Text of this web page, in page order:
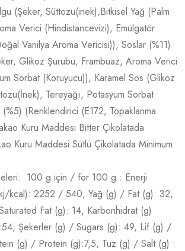
(Şeker, Süttozu(inek),Bitkisel Yağ (Palm
Verici (Hindistancevizi), Emülgatör
Vanilya Aroma Vericisi)), Soslar (%11)
Glikoz Şurubu, Frambuaz, Aroma Verici
Sorbat (Koruyucu)), Karamel Sos (Glikoz
Tereyağı, Potasyum Sorbat
(Renklendirici (E172, Topaklanma
Kuru Maddesi Bitter Çikolatada
Kuru Maddesi Sütlü Çikolatada Minimum
100 g için / for 100 g : Enerji
kcal): 2252 / 540, Yağ (g) / Fat (g): 32,
Fat (g): 14, Karbonhidrat (g)
Şekerler (g) / Sugars (g): 49, Lif (g) /
(g) / Protein (g):7,5, Tuz (g) / Salt (g) :